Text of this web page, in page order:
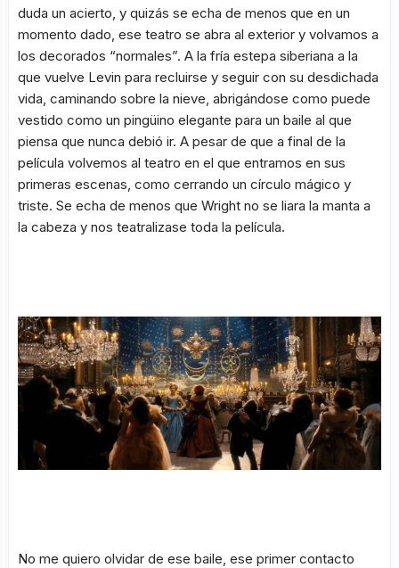
duda un acierto, y quizás se echa de menos que en un
momento dado, ese teatro se abra al exterior y volvamos a
los decorados “normales”. A la fría estepa siberiana a la
que vuelve Levin para recluirse y seguir con su desdichada
vida, caminando sobre la nieve, abrigándose como puede
vestido como un pingüino elegante para un baile al que
piensa que nunca debió ir. A pesar de que a final de la
película volvemos al teatro en el que entramos en sus
primeras escenas, como cerrando un círculo mágico y
triste. Se echa de menos que Wright no se liara la manta a
la cabeza y nos teatralizase toda la película.
No me quiero olvidar de ese baile, ese primer contacto